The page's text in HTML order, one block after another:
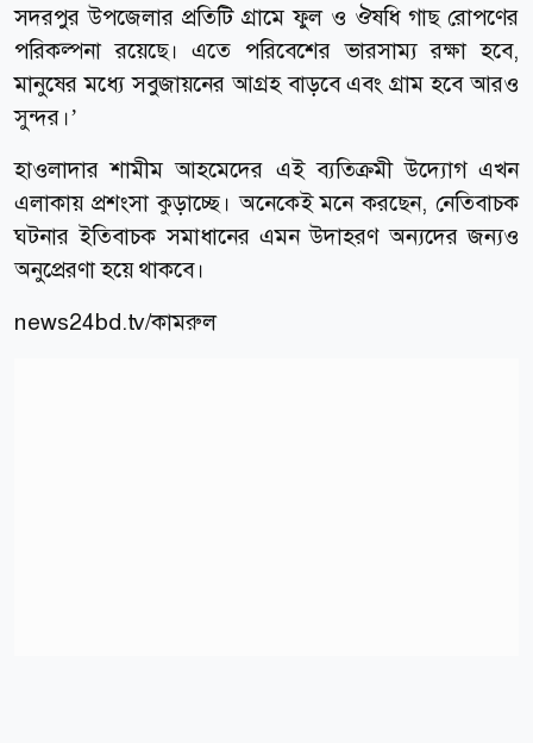
সদরপুর উপজেলার প্রতিটি গ্রামে ফুল ও ঔষধি গাছ রোপণের
পরিকল্পনা রয়েছে। এতে পরিবেশের ভারসাম্য রক্ষা হবে,
মানুষের মধ্যে সবুজায়নের আগ্রহ বাড়বে এবং গ্রাম হবে আরও
সুন্দর।’
হাওলাদার শামীম আহমেদের এই ব্যতিক্রমী উদ্যোগ এখন
এলাকায় প্রশংসা কুড়াচ্ছে। অনেকেই মনে করছেন, নেতিবাচক
ঘটনার ইতিবাচক সমাধানের এমন উদাহরণ অন্যদের জন্যও
অনুপ্রেরণা হয়ে থাকবে।
news24bd.tv/কামরুল